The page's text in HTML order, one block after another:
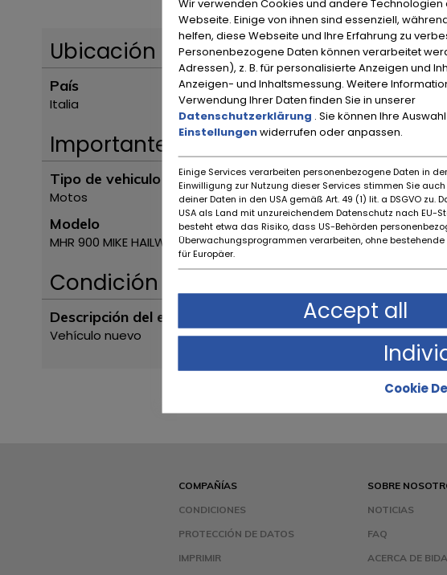
Ubicación
País
Italia
Ubicación
Reggio Emilia
Importante
Tipo de vehiculo
Motos
Marca
Ducati
Modelo
MHR 900 MIKE HAILWOOD REPLICA
Condición
Descripción del estado
Vehículo nuevo
COMPAÑÍAS
CONDICIONES
PROTECCIÓN DE DATOS
IMPRIMIR
SOBRE
NOTICIAS
FAQ
ACERCA DE
Wir verwenden Cookies und andere Technologien
Webseite. Einige von ihnen sind essenziell,
helfen, diese Webseite und Ihre Erfahrung zu
Personenbezogene Daten können verarbeitet
Adressen), z. B. für personalisierte Anzeigen und
Anzeigen- und Inhaltsmessung. Weitere
Verwendung Ihrer Daten finden Sie in unserer
Datenschutzerklärung . Sie können Ihre
Einstellungenwiderrufen oder anpassen.
Einige Services verarbeiten personenbezogene Daten in
Einwilligung zur Nutzung dieser Services stimmen Sie
deiner Daten in den USA gemäß Art. 49 (1) lit. a DSGVO zu.
USA als Land mit unzureichendem Datenschutz nach EU-
besteht etwa das Risiko, dass US-Behörden
Überwachungsprogrammen verarbeiten, ohne
für Europäer.
Accept all
Cookie